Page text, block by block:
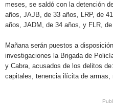
meses, se saldó con la detención
años, JAJB, de 33 años, LRP, de
años, JADM, de 34 años, y FLR, de
Mañana serán puestos a
investigaciones la Brigada de
y Cabra, acusados de los delitos
capitales, tenencia ilícita de armas,